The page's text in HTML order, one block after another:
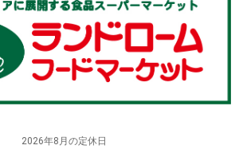
2026年8月の定休日